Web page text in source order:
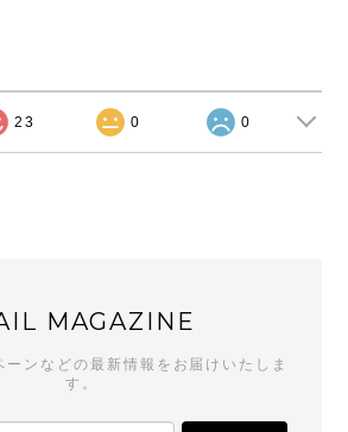
23 0 0
MAGAZINE
ーンなどの最新情報をお届けいたしま
す。